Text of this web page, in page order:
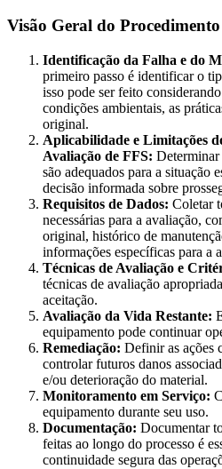
Visão Geral do Procedimento
Identificação da Falha e do
primeiro passo é identificar o
isso pode ser feito
condições ambientais, as
original.
Aplicabilidade e Limitações
Avaliação de FFS: Determinar
são adequados para a situação
decisão informada sobre
Requisitos de Dados: Coletar
necessárias para a avaliação,
original, histórico de
informações específicas para a
Técnicas de Avaliação e
técnicas de avaliação
aceitação.
Avaliação da Vida Restante:
equipamento pode continuar
Remediação: Definir as ações
controlar futuros danos
e/ou deterioração do material.
Monitoramento em Serviço:
equipamento durante seu uso.
Documentação: Documentar
feitas ao longo do processo é
continuidade segura das